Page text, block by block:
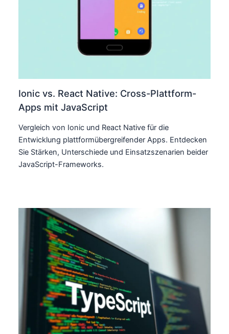
Ionic vs. React Native: Cross-Plattform-
Apps mit JavaScript
Vergleich von Ionic und React Native für die
Entwicklung plattformübergreifender Apps. Entdecken
Sie Stärken, Unterschiede und Einsatzszenarien beider
JavaScript-Frameworks.